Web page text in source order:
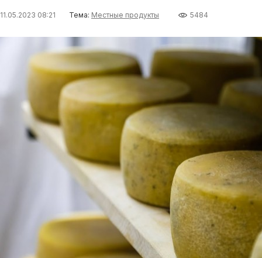
11.05.2023 08:21 Тема: Местные продукты 5484